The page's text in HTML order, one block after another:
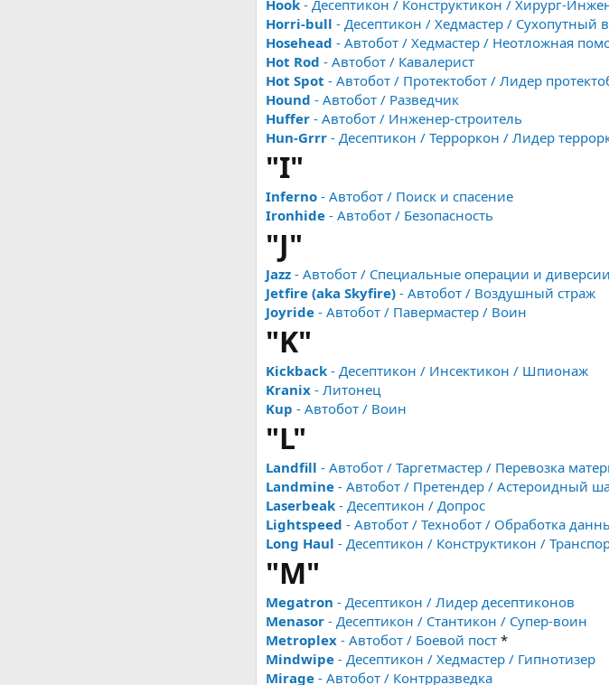
Hook - Десептикон / Конструктикон / Хирург-
Horri-bull - Десептикон / Хедмастер / Сухопутный
Hosehead - Автобот / Хедмастер / Неотложная
Hot Rod - Автобот / Кавалерист
Hot Spot - Автобот / Протектобот / Лидер
Hound - Автобот / Разведчик
Huffer - Автобот / Инженер-строитель
Hun-Grrr - Десептикон / Терроркон / Лидер
"I"
Inferno - Автобот / Поиск и спасение
Ironhide - Автобот / Безопасность
"J"
Jazz - Автобот / Специальные операции и диверсии
Jetfire (aka Skyfire) - Автобот / Воздушный страж
Joyride - Автобот / Павермастер / Воин
"K"
Kickback - Десептикон / Инсектикон / Шпионаж
Kranix - Литонец
Kup - Автобот / Воин
"L"
Landfill - Автобот / Таргетмастер / Перевозка
Landmine - Автобот / Претендер / Астероидный
Laserbeak - Десептикон / Допрос
Lightspeed - Автобот / Технобот / Обработка
Long Haul - Десептикон / Конструктикон /
"M"
Megatron - Десептикон / Лидер десептиконов
Menasor - Десептикон / Стантикон / Супер-воин
Metroplex - Автобот / Боевой пост *
Mindwipe - Десептикон / Хедмастер / Гипнотизер
Mirage - Автобот / Контрразведка